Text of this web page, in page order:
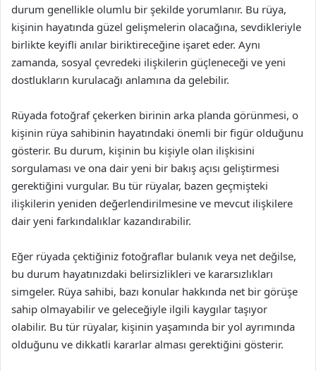
durum genellikle olumlu bir şekilde yorumlanır. Bu rüya,
kişinin hayatında güzel gelişmelerin olacağına, sevdikleriyle
birlikte keyifli anılar biriktireceğine işaret eder. Aynı
zamanda, sosyal çevredeki ilişkilerin güçleneceği ve yeni
dostlukların kurulacağı anlamına da gelebilir.
Rüyada fotoğraf çekerken birinin arka planda görünmesi, o
kişinin rüya sahibinin hayatındaki önemli bir figür olduğunu
gösterir. Bu durum, kişinin bu kişiyle olan ilişkisini
sorgulaması ve ona dair yeni bir bakış açısı geliştirmesi
gerektiğini vurgular. Bu tür rüyalar, bazen geçmişteki
ilişkilerin yeniden değerlendirilmesine ve mevcut ilişkilere
dair yeni farkındalıklar kazandırabilir.
Eğer rüyada çektiğiniz fotoğraflar bulanık veya net değilse,
bu durum hayatınızdaki belirsizlikleri ve kararsızlıkları
simgeler. Rüya sahibi, bazı konular hakkında net bir görüşe
sahip olmayabilir ve geleceğiyle ilgili kaygılar taşıyor
olabilir. Bu tür rüyalar, kişinin yaşamında bir yol ayrımında
olduğunu ve dikkatli kararlar alması gerektiğini gösterir.